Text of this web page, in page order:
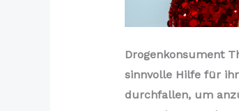
Drogenkonsument
sinnvolle Hilfe für
durchfallen, um